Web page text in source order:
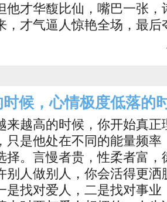
他才华馥比仙，嘴巴一张
，才气逼人惊艳全场，最后
候，心情极度低落的
来越高的时候，你开始真
只是他处在不同的能量频
择。言慢者贵，性柔者富
别人做别人，你会活得更
是找对爱人，二是找对事